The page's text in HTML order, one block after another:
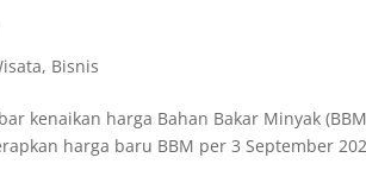
, Bisnis
kenaikan harga Bahan Bakar Minyak
harga baru BBM per 3 September